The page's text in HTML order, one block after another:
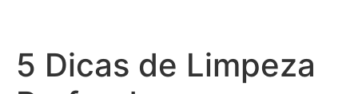
5 Dicas de Limpeza